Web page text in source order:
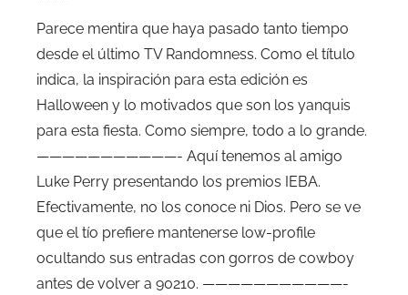
Parece mentira que haya pasado tanto tiempo
desde el último TV Randomness. Como el título
indica, la inspiración para esta edición es
Halloween y lo motivados que son los yanquis
para esta fiesta. Como siempre, todo a lo grande.
———————————- Aquí tenemos al amigo
Luke Perry presentando los premios IEBA.
Efectivamente, no los conoce ni Dios. Pero se ve
que el tío prefiere mantenerse low-profile
ocultando sus entradas con gorros de cowboy
antes de volver a 90210. ———————————-